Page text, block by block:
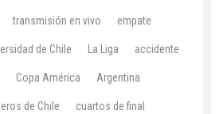
transmisión en vivo empate
de Chile La Liga accidente
Copa América Argentina
de Chile cuartos de final